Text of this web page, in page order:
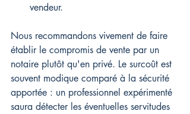
vendeur.
Nous recommandons vivement de faire
établir le compromis de vente par un
notaire plutôt qu'en privé. Le surcoût est
souvent modique comparé à la sécurité
apportée : un professionnel expérimenté
saura détecter les éventuelles servitudes